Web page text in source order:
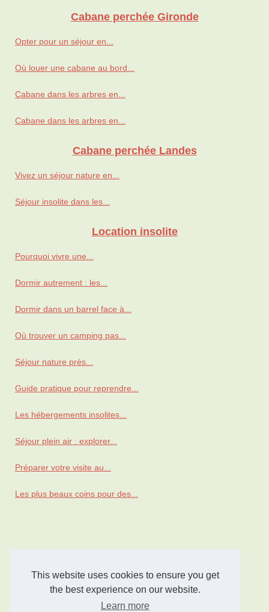
This website uses cookies to ensure you get
the best experience on our website.
Learn more
Cabane perchée Gironde
Opter pour un séjour en...
Où louer une cabane au bord...
Cabane dans les arbres en...
Cabane dans les arbres en...
Cabane perchée Landes
Vivez un séjour nature en...
Séjour insolite dans les...
Location insolite
Pourquoi vivre une...
Dormir autrement : les...
Dormir dans un barrel face à...
Où trouver un camping pas...
Séjour nature près...
Guide pratique pour reprendre...
Les hébergements insolites...
Séjour plein air : explorer...
Préparer votre visite au...
Les plus beaux coins pour des...